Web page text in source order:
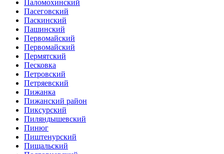
Паломохинский
Пасеговский
Паскинский
Пашинский
Первомайский
Первомайский
Пермятский
Песковка
Петровский
Петряевский
Пижанка
Пижанский район
Пиксурский
Пиляндышевский
Пинюг
Пиштенурский
Пищальский